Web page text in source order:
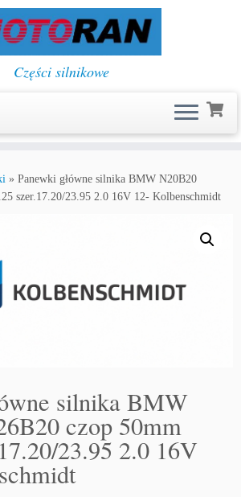
Części silnikowe
» Panewki główne silnika BMW N20B20
szer.17.20/23.95 2.0 16V 12- Kolbenschmidt
silnika BMW
czop 50mm
23.95 2.0 16V